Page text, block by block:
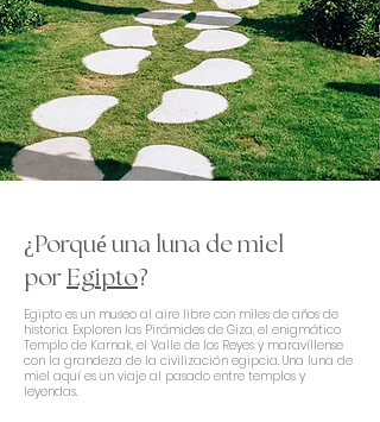
¿Porqué una luna de miel
por Egipto?
Egipto es un museo al aire libre con miles de años de
historia. Exploren las Pirámides de Giza, el enigmático
Templo de Karnak, el Valle de los Reyes y maravíllense
con la grandeza de la civilización egipcia. Una luna de
miel aquí es un viaje al pasado entre templos y
leyendas.